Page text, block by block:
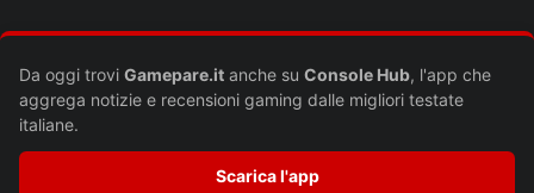
Da oggi trovi Gamepare.it anche su Console Hub, l'app che
aggrega notizie e recensioni gaming dalle migliori testate
italiane.
Scarica l'app